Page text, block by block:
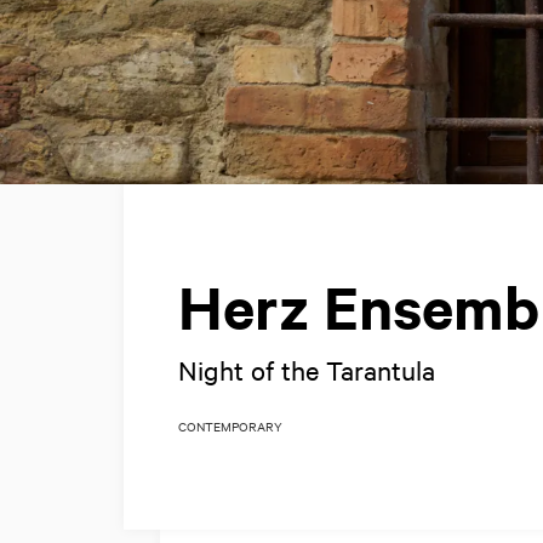
Herz
Night of the Tarantula
CONTEMPORARY